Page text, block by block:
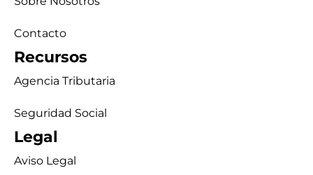
Contacto
Recursos
Agencia Tributaria
Seguridad Social
Legal
Aviso Legal